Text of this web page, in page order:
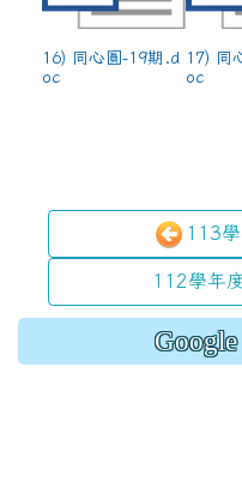
16) 同心圓-19期.d
oc
17) 同
oc
113
112學年